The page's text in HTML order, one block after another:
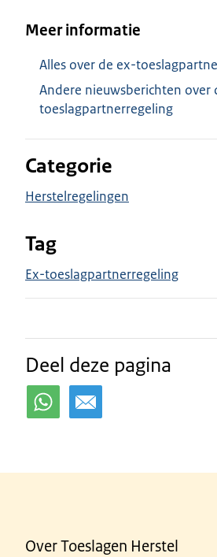
Meer informatie
Alles over de ex-
Andere nieuwsberichten over
toeslagpartnerregeling
Categorie
Herstelregelingen
Tag
Ex-toeslagpartnerregeling
Deel deze pagina
Over Toeslagen Herstel